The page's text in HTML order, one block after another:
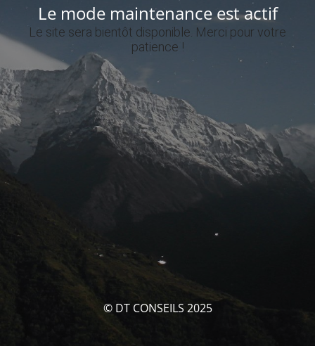
Le mode maintenance est actif
Le site sera bientôt disponible. Merci pour votre
patience !
© DT CONSEILS 2025